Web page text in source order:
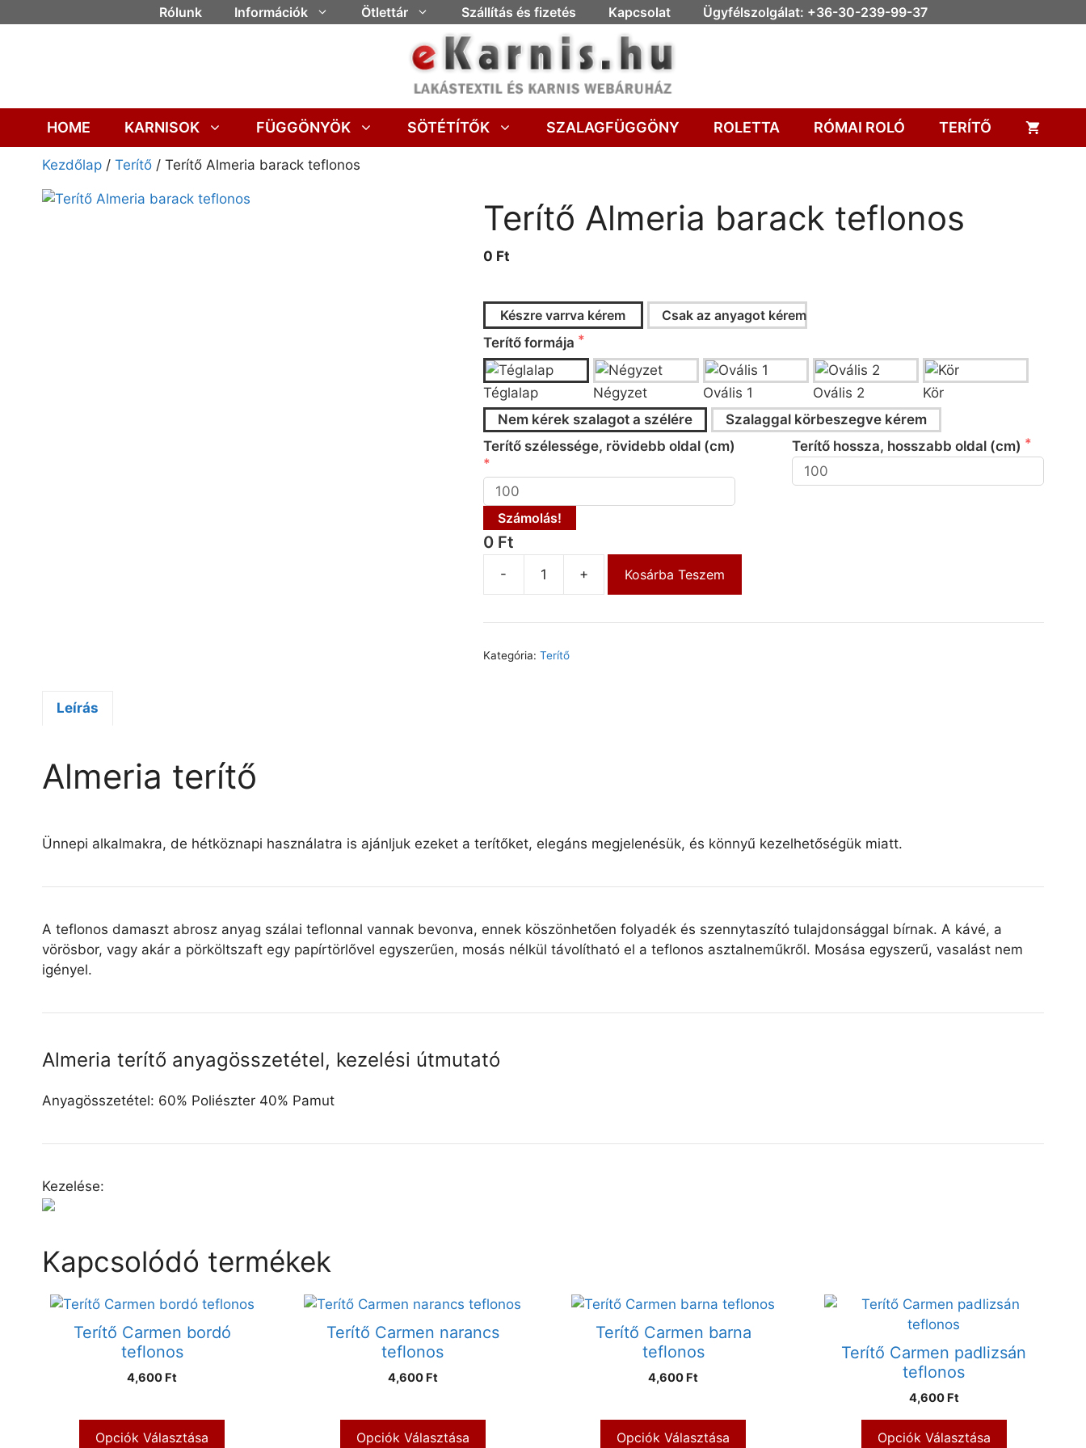
Rólunk Információk Ötlettár Szállítás és fizetés Kapcsolat Ügyfélszolgálat: +36-30-239-99-37
HOME KARNISOK FÜGGÖNYÖK SÖTÉTÍTŐK SZALAGFÜGGÖNY ROLETTA RÓMAI ROLÓ TERÍTŐ
Kezdőlap / Terítő / Terítő Almeria barack teflonos
Terítő Almeria barack teflonos
0 Ft
Készre varrva kérem
Csak az anyagot kérem
Terítő formája
Téglalap Négyzet Ovális 1 Ovális 2
Kör
Nem kérek szalagot a szélére
Szalaggal körbeszegve kérem
Terítő szélessége, rövidebb oldal (cm)
Terítő hossza, hosszabb oldal (cm)
Számolás!
0 Ft
- + Kosárba Teszem
Kategória: Terítő
Leírás
Almeria terítő
Ünnepi alkalmakra, de hétköznapi használatra is ajánljuk ezeket a terítőket, elegáns megjelenésük, és könnyű kezelhetőségük miatt.
A teflonos damaszt abrosz anyag szálai teflonnal vannak bevonva, ennek köszönhetően folyadék és szennytaszító tulajdonsággal bírnak. A kávé, a
vörösbor, vagy akár a pörköltszaft egy papírtörlővel egyszerűen, mosás nélkül távolítható el a teflonos asztalneműkről. Mosása egyszerű, vasalást nem
igényel.
Almeria terítő anyagösszetétel, kezelési útmutató
Anyagösszetétel: 60% Poliészter 40% Pamut
Kezelése:
Kapcsolódó termékek
Terítő Carmen bordó
teflonos
4,600 Ft
Opciók Választása
Terítő Carmen narancs
teflonos
4,600 Ft
Opciók Választása
Terítő Carmen barna
teflonos
4,600 Ft
Opciók Választása
Terítő Carmen padlizsán
teflonos
4,600 Ft
Opciók Választása